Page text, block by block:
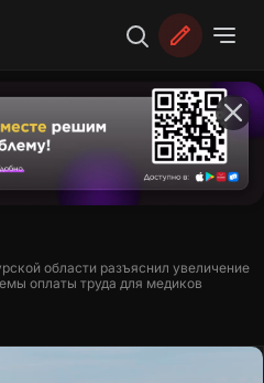
области разъяснил увеличение
оплаты труда для медиков